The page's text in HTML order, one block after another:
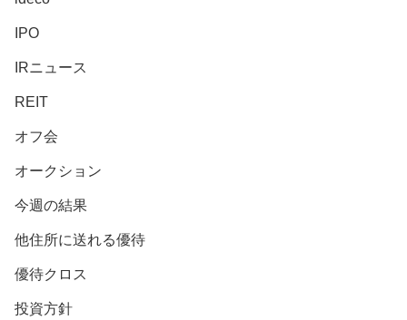
IPO
IRニュース
REIT
オフ会
オークション
今週の結果
他住所に送れる優待
優待クロス
投資方針